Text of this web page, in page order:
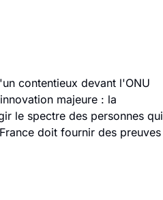
contentieux devant l'ONU
majeure : la
le spectre des personnes qui
doit fournir des preuves